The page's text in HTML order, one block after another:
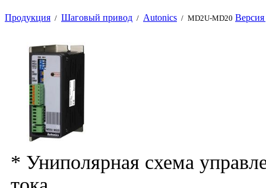
Продукция / Шаговый привод / Autonics / MD2U-MD20 Версия
* Униполярная схема